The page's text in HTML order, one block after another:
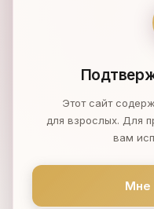
Этот сайт
для взрослых. Для
вам
Мне
Способы оплаты
ОПЛАТА ЗАКАЗА ПРИ